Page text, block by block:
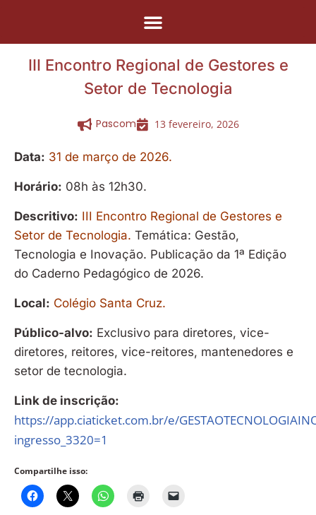
paraIII Encontro Regional de Gestores e
Setor de Tecnologia
Pascom 13 fevereiro, 2026
Data: 31 de março de 2026.
Horário: 08h às 12h30.
Descritivo: III Encontro Regional de Gestores e
Setor de Tecnologia. Temática: Gestão,
Tecnologia e Inovação. Publicação da 1ª Edição
do Caderno Pedagógico de 2026.
Local: Colégio Santa Cruz.
Público-alvo: Exclusivo para diretores, vice-
diretores, reitores, vice-reitores, mantenedores e
setor de tecnologia.
Link de inscrição:
https://app.ciaticket.com.br/e/
ingresso_3320=1
Compartilhe isso: